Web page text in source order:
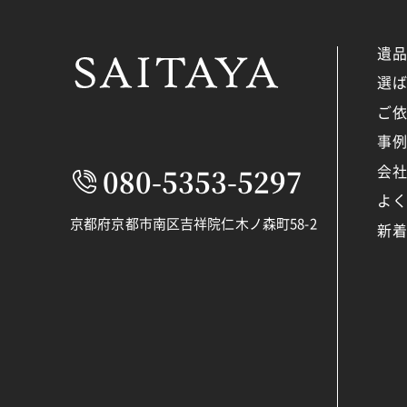
080-5353-5297
京都府京都市南区吉祥院仁木ノ森町58-2
遺
選
ご
事
会
よ
新